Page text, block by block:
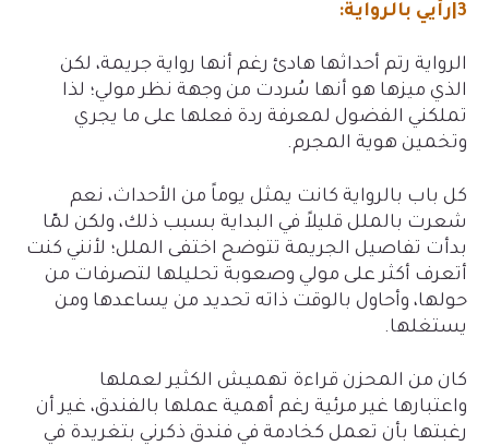
3|رأيي بالرواية:
الرواية رتم أحداثها هادئ رغم أنها رواية جريمة، لكن
الذي ميزها هو أنها سُردت من وجهة نظر مولي؛ لذا
تملكني الفضول لمعرفة ردة فعلها على ما يجري
وتخمين هوية المجرم.
كل باب بالرواية كانت يمثل يوماً من الأحداث، نعم
شعرت بالملل قليلاً في البداية بسبب ذلك، ولكن لمّا
بدأت تفاصيل الجريمة تتوضح اختفى الملل؛ لأنني كنت
أتعرف أكثر على مولي وصعوبة تحليلها لتصرفات من
حولها، وأحاول بالوقت ذاته تحديد من يساعدها ومن
يستغلها.
كان من المحزن قراءة تهميش الكثير لعملها
واعتبارها غير مرئية رغم أهمية عملها بالفندق، غير أن
رغبتها بأن تعمل كخادمة في فندق ذكرني بتغريدة في